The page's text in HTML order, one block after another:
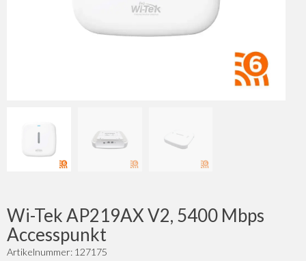
Wi-Tek AP219AX V2, 5400 Mbps
Accesspunkt
Artikelnummer: 127175